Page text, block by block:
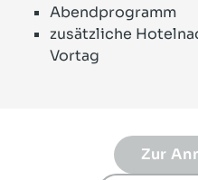
Abendprogramm
zusätzliche
Vortag